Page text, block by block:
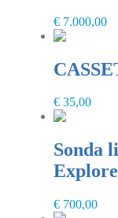
€ 7.000,00
€ 35,00
Sonda
€ 700,00